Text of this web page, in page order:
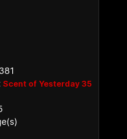
Scent of Yesterday 35